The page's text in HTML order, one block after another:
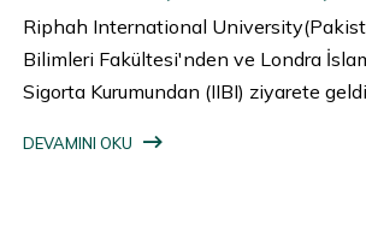
Riphah International
Bilimleri Fakültesi'nden ve Londra
Sigorta Kurumundan (IIBI) ziyarete
DEVAMINI OKU